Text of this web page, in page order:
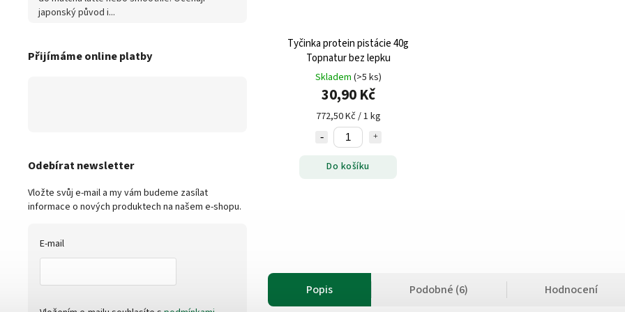
japonský původ i...
Přijímáme online platby
Odebírat newsletter
Vložte svůj e-mail a my vám budeme zasílat
informace o nových produktech na našem e-shopu.
E-mail
Tyčinka protein pistácie 40g
Topnatur bez lepku
Skladem (>5 ks)
30,90 Kč
772,50 Kč / 1 kg
Do košíku
Popis Podobné (6) Hodnocení